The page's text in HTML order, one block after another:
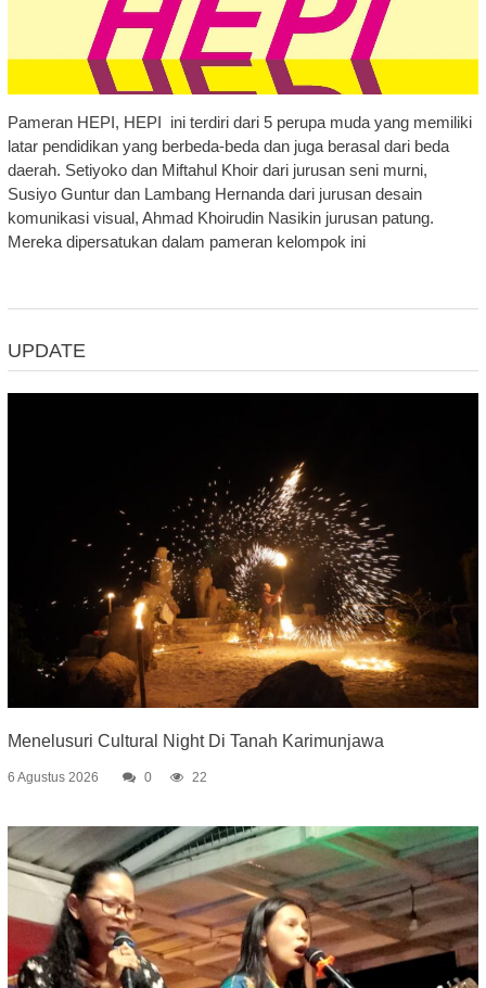
Pameran HEPI, HEPI ini terdiri dari 5 perupa muda yang memiliki
latar pendidikan yang berbeda-beda dan juga berasal dari beda
daerah. Setiyoko dan Miftahul Khoir dari jurusan seni murni,
Susiyo Guntur dan Lambang Hernanda dari jurusan desain
komunikasi visual, Ahmad Khoirudin Nasikin jurusan patung.
Mereka dipersatukan dalam pameran kelompok ini
UPDATE
Menelusuri Cultural Night Di Tanah Karimunjawa
6 Agustus 2026 0 22